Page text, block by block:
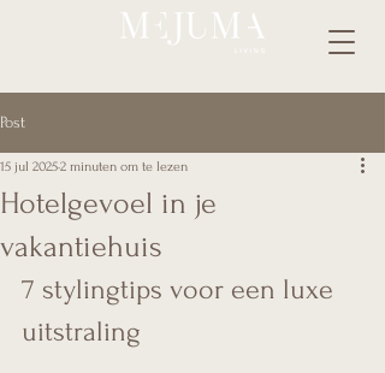
Post
Hotelgevoel in je
vakantiehuis
15 jul 20252 minuten om te lezen
7 stylingtips voor een luxe
uitstraling